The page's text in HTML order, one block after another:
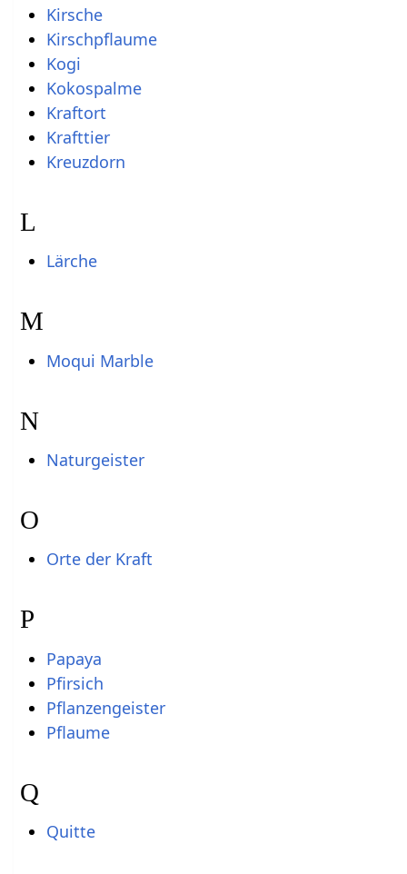
Kirsche
Kirschpflaume
Kogi
Kokospalme
Kraftort
Krafttier
Kreuzdorn
L
Lärche
M
Moqui Marble
N
Naturgeister
O
Orte der Kraft
P
Papaya
Pfirsich
Pflanzengeister
Pflaume
Q
Quitte